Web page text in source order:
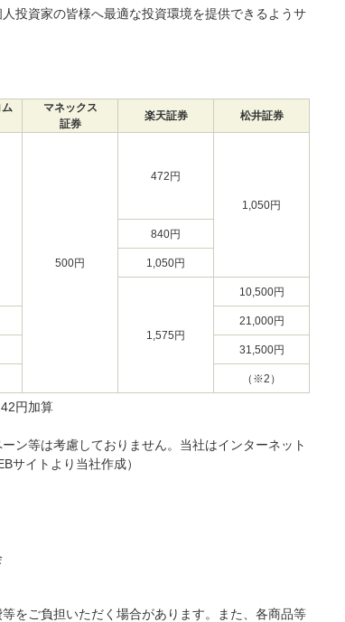
投資家の皆様へ最適な投資環境を提供できるようサ
ム
マネックス
証券
楽天証券 松井証券
500円
472円
1,050円
840円
1,050円
1,575円
10,500円
21,000円
31,500円
（※2）
円加算
ン等は考慮しておりません。当社はインターネット
サイトより当社作成）
をご負担いただく場合があります。また、各商品等